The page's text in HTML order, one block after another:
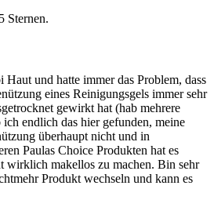
Sternen.
Haut und hatte immer das Problem, dass
eines Reinigungsgels immer sehr
gewirkt hat (hab mehrere
endlich das hier gefunden, meine
überhaupt nicht und in
Paulas Choice Produkten hat es
wirklich makellos zu machen. Bin sehr
Produkt wechseln und kann es